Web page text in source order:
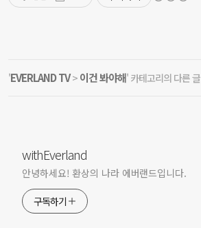
'EVERLAND TV> 이건 봐야해' 카테고리의 다른 글
withEverland
안녕하세요! 환상의 나라 에버랜드입니다.
구독하기